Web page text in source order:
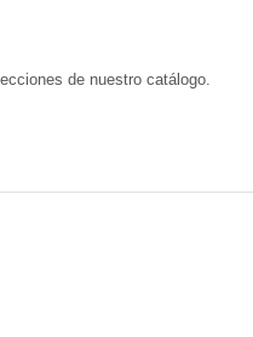
de nuestro catálogo.